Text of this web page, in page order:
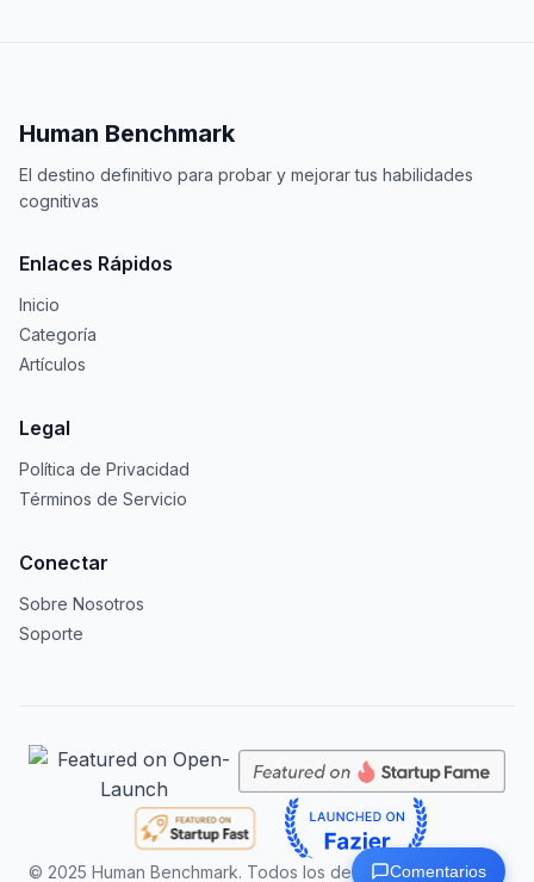
Human Benchmark
El destino definitivo para probar y mejorar tus habilidades
cognitivas
Enlaces Rápidos
Inicio
Categoría
Artículos
Legal
Política de Privacidad
Términos de Servicio
Conectar
Sobre Nosotros
Soporte
© 2025 Human Benchmark. Todos los derechos reservados.
Comentarios